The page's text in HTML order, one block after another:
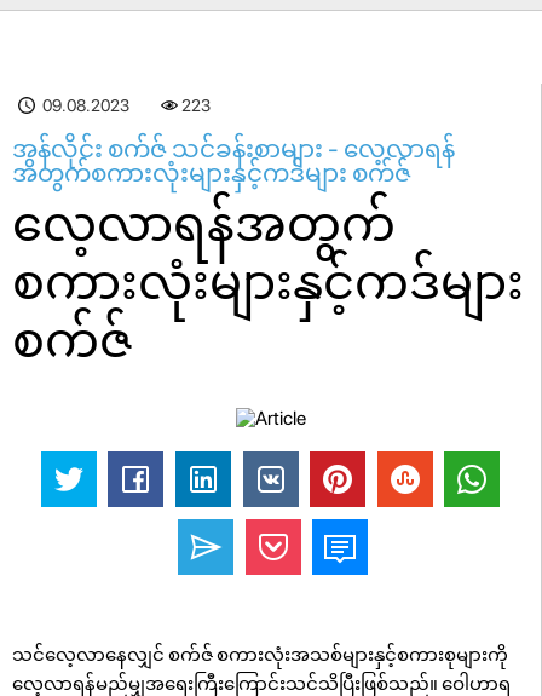
09.08.2023 223
အွန်လိုင်း စက်ဇ် သင်ခန်းစာများ - လေ့လာရန်
အတွက်စကားလုံးများနှင့်ကဒ်များ စက်ဇ်
လေ့လာရန်အတွက်
စကားလုံးများနှင့်ကဒ်များ
စက်ဇ်
သင်လေ့လာနေလျှင် စက်ဇ် စကားလုံးအသစ်များနှင့်စကားစုများကို
လေ့လာရန်မည်မျှအရေးကြီးကြောင်းသင်သိပြီးဖြစ်သည်။ ဝေါဟာရ